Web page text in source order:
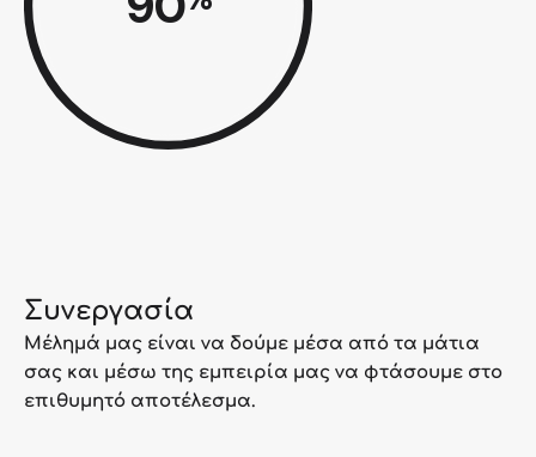
Συνεργασία
Μέλημά μας είναι να δούμε μέσα από τα μάτια
σας και μέσω της εμπειρία μας να φτάσουμε στο
επιθυμητό αποτέλεσμα.